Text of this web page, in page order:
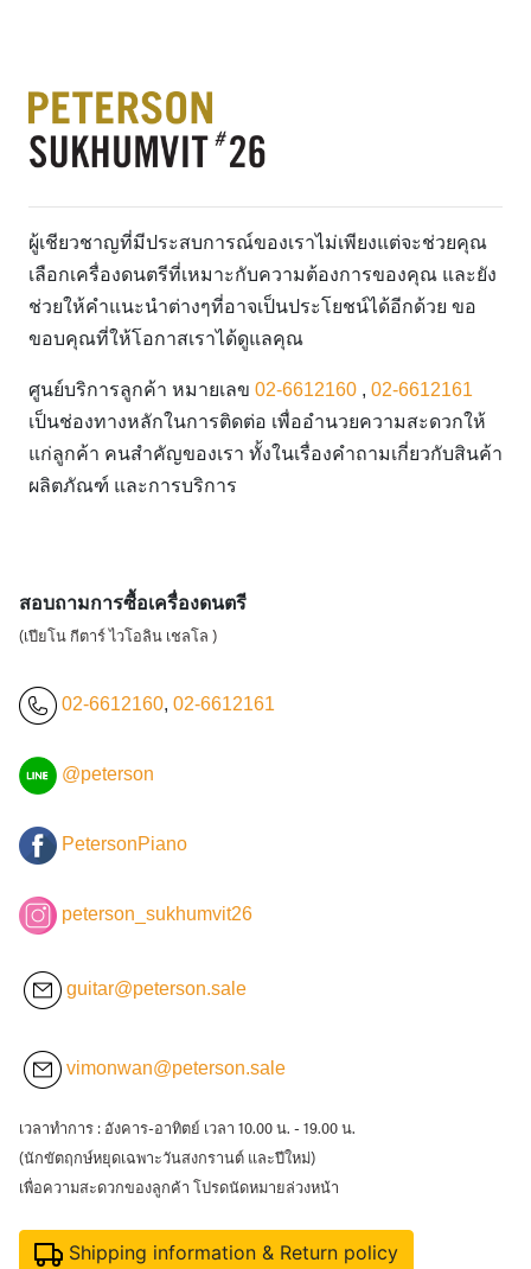
ผู้เชียวชาญที่มีประสบการณ์ของเราไม่เพียงแต่จะช่วยคุณ
เลือกเครื่องดนตรีที่เหมาะกับความต้องการของคุณ และยัง
ช่วยให้คำแนะนำต่างๆที่อาจเป็นประโยชน์ได้อีกด้วย ขอ
ขอบคุณที่ให้โอกาสเราได้ดูแลคุณ
ศูนย์บริการลูกค้า หมายเลข 02-6612160 , 02-6612161
เป็นช่องทางหลักในการติดต่อ เพื่ออำนวยความสะดวกให้
แก่ลูกค้า คนสำคัญของเรา ทั้งในเรื่องคำถามเกี่ยวกับสินค้า
ผลิตภัณฑ์ และการบริการ
สอบถามการซื้อเครื่องดนตรี
(เปียโน กีตาร์ ไวโอลิน เชลโล )
02-6612160, 02-6612161
@peterson
PetersonPiano
peterson_sukhumvit26
guitar@peterson.sale
vimonwan@peterson.sale
เวลาทำการ : อังคาร-อาทิตย์ เวลา 10.00 น. - 19.00 น.
(นักขัตฤกษ์หยุดเฉพาะวันสงกรานต์ และปีใหม่)
เพื่อความสะดวกของลูกค้า โปรดนัดหมายล่วงหน้า
Shipping information & Return policy